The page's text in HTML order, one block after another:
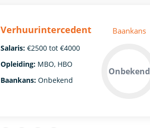
Verhuurintercedent
Salaris: €2500 tot €4000
Opleiding: MBO, HBO
Baankans: Onbekend
Baankans
Onbekend